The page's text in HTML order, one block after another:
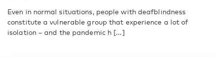
Even in normal situations, people with deafblindness
constitute a vulnerable group that experience a lot of
isolation – and the pandemic h [...]